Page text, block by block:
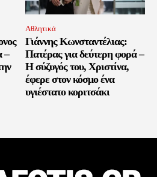
–
Αθλητικά
Γιάννης Κωνσταντέλιας:
Πατέρας για δεύτερη φορά –
Η σύζυγός του, Χριστίνα,
έφερε στον κόσμο ένα
υγιέστατο κοριτσάκι